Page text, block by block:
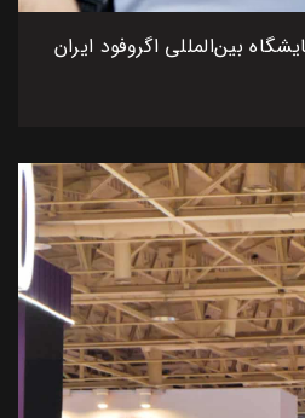
بین‌المللی اگروفود ایران